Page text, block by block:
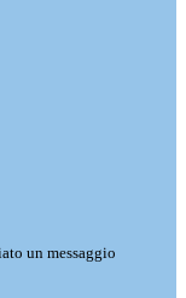
un messaggio